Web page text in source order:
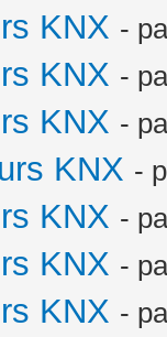
KNX -
KNX -
KNX -
KNX -
KNX -
KNX -
KNX -